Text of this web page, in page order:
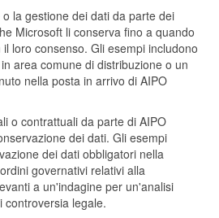
la gestione dei dati da parte dei
Microsoft li conserva fino a quando
loro consenso. Gli esempi includono
area comune di distribuzione o un
nella posta in arrivo di AIPO
o contrattuali da parte di AIPO
dei dati. Gli esempi
dei dati obbligatori nella
governativi relativi alla
a un'indagine per un'analisi
controversia legale.